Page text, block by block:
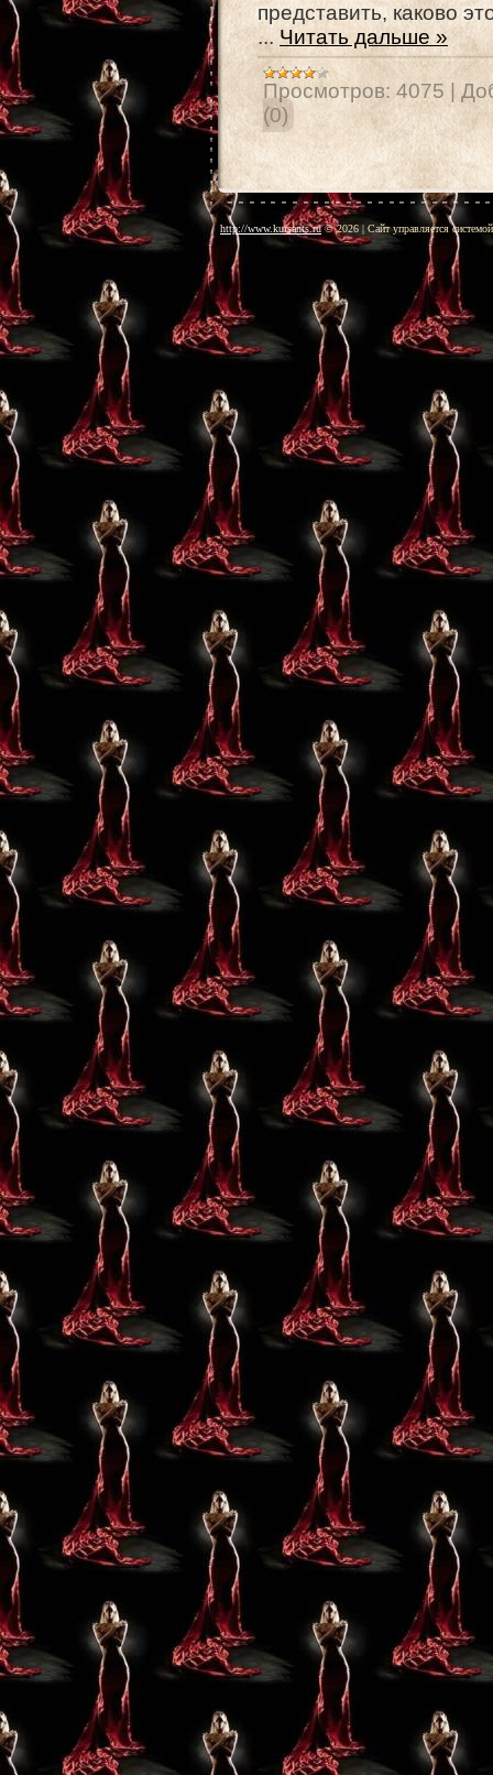
представить, каково
... Читать дальше »
Просмотров: 4075
(0)
http://www.kursants.ru© 2026 | Сайт управляется